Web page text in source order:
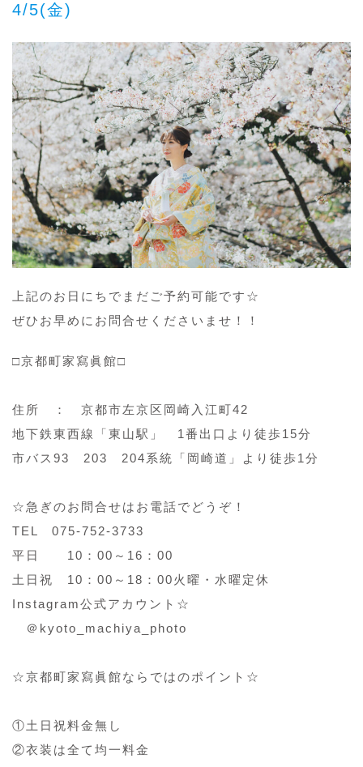
4/5(金)
上記のお日にちでまだご予約可能です☆
ぜひお早めにお問合せくださいませ！！
□京都町家寫眞館□
住所 ： 京都市左京区岡崎入江町42
地下鉄東西線「東山駅」 1番出口より徒歩15分
市バス93 203 204系統「岡崎道」より徒歩1分
☆急ぎのお問合せはお電話でどうぞ！
TEL 075-752-3733
平日 10：00～16：00
土日祝 10：00～18：00火曜・水曜定休
Instagram公式アカウント☆
＠kyoto_machiya_photo
☆京都町家寫眞館ならではのポイント☆
①土日祝料金無し
②衣装は全て均一料金